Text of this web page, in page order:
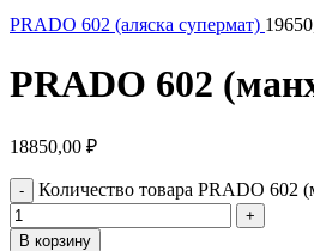
PRADO 602 (аляска супермат)
PRADO 602
18850,00 ₽
Количество товара PRADO 602
В корзину